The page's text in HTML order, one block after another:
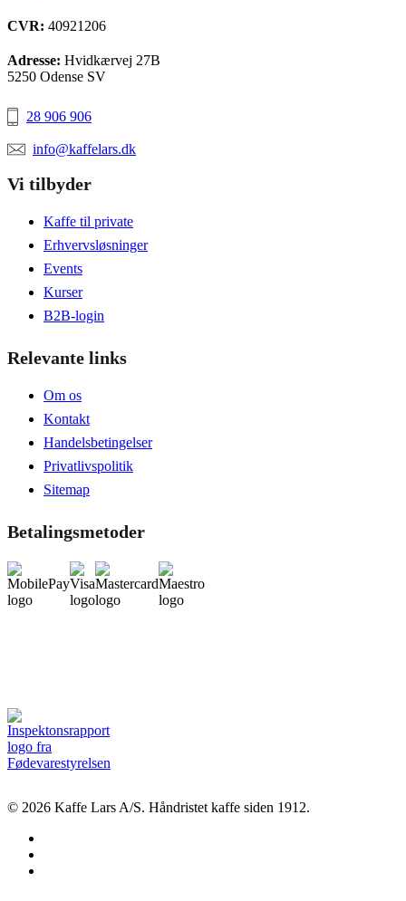
CVR: 40921206
Adresse: Hvidkærvej 27B
5250 Odense SV
28 906 906
info@kaffelars.dk
Vi tilbyder
Kaffe til private
Erhvervsløsninger
Events
Kurser
B2B-login
Relevante links
Om os
Kontakt
Handelsbetingelser
Privatlivspolitik
Sitemap
Betalingsmetoder
© 2026 Kaffe Lars A/S. Håndristet kaffe siden 1912.